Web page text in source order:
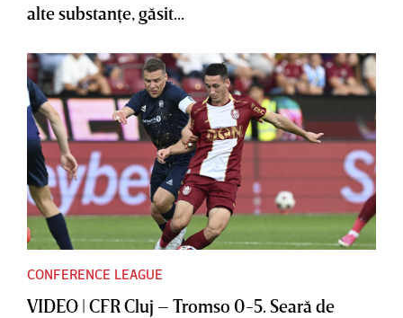
alte substanţe, găsit...
CONFERENCE LEAGUE
VIDEO | CFR Cluj – Tromso 0-5. Seară de